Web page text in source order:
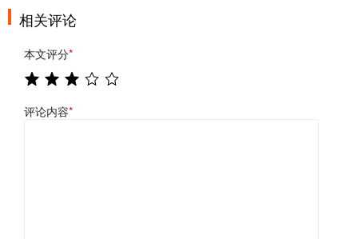
相关评论
本文评分*
评论内容*